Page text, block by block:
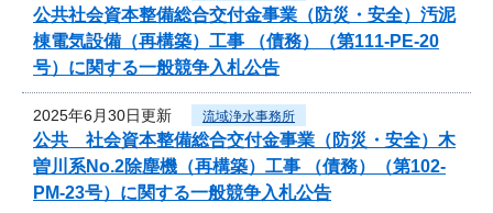
公共社会資本整備総合交付金事業（防災・安全）汚泥
棟電気設備（再構築）工事 （債務）（第111-PE-20
号）に関する一般競争入札公告
2025年6月30日更新 流域浄水事務所
公共 社会資本整備総合交付金事業（防災・安全）木
曽川系No.2除塵機（再構築）工事 （債務）（第102-
PM-23号）に関する一般競争入札公告